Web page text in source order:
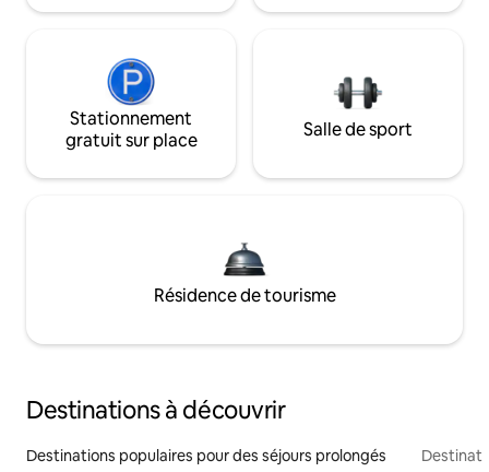
Stationnement
gratuit sur place
Salle de sport
Résidence de tourisme
Destinations à découvrir
Destinations populaires pour des séjours prolongés